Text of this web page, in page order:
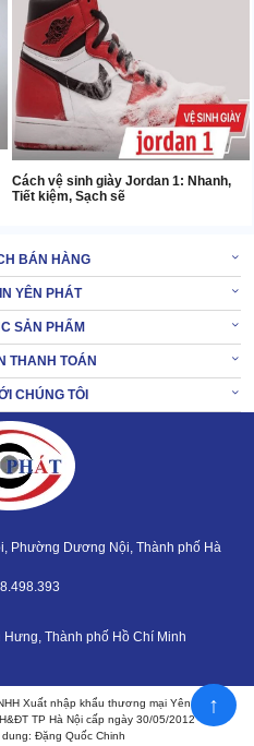
Cách vệ sinh giày Jordan 1: Nhanh,
Tiết kiệm, Sạch sẽ
BÁN HÀNG
YÊN PHÁT
SẢN PHẨM
THANH TOÁN
CHÚNG TÔI
Phường Dương Nội, Thành phố Hà
Thành phố Hồ Chí Minh
Xuất nhập khẩu thương mại Yên Phát
TP Hà Nội cấp ngày 30/05/2012
Đặng Quốc Chinh
↑